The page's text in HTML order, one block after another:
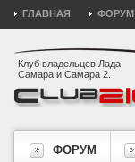
ГЛАВНАЯ ФОРУМ
Клуб владельцев Лада
Самара и Самара 2.
ФОРУМ